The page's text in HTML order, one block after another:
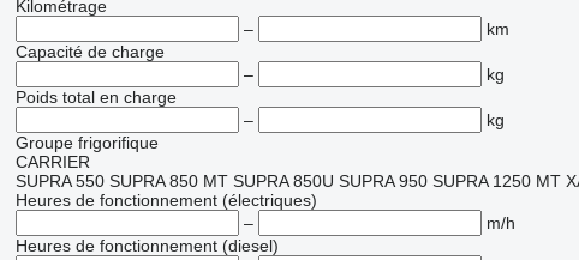
Kilométrage
–
km
Capacité de charge
–
kg
Poids total en charge
–
kg
Groupe frigorifique
CARRIER
SUPRA 550 SUPRA 850 MT SUPRA 850U SUPRA 950 SUPRA 1250 MT
Heures de fonctionnement (électriques)
–
m/h
Heures de fonctionnement (diesel)